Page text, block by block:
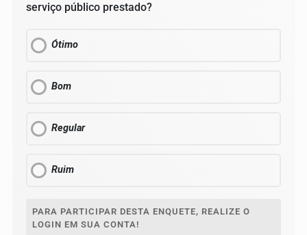
serviço público prestado?
Ótimo
Bom
Regular
Ruim
PARA PARTICIPAR DESTA ENQUETE, REALIZE O
LOGIN EM SUA CONTA!